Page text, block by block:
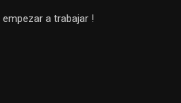
a trabajar !